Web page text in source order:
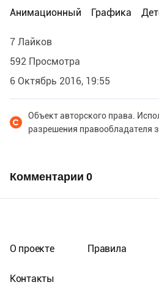
Анимационный
Графика
7 Лайков
592 Просмотра
6 Октябрь 2016, 19:55
Объект авторского права.
разрешения правообладателя
Комментарии 0
О проекте Правила
Контакты